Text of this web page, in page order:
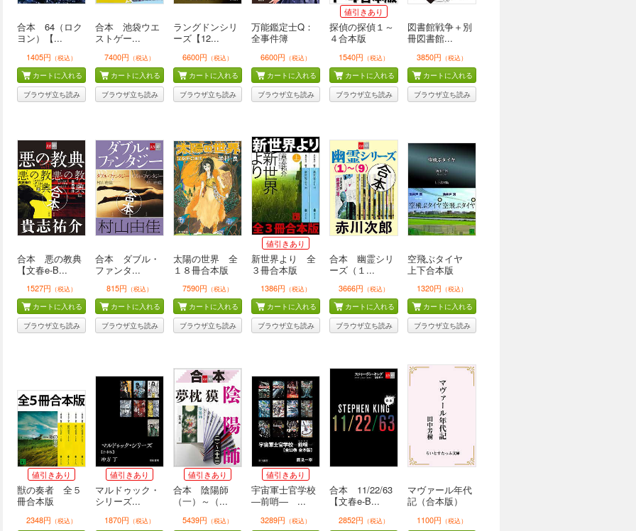
合本 64（ロク
ヨン）【...
1405円 （税込）
カートに入れる
ブラウザ立ち読み
合本 池袋ウエ
ストゲー...
7400円 （税込）
カートに入れる
ブラウザ立ち読み
ラングドンシリ
ーズ【12...
6600円 （税込）
カートに入れる
ブラウザ立ち読み
万能鑑定士Q：
全事件簿
6600円 （税込）
カートに入れる
ブラウザ立ち読み
値引きあり
探偵の探偵１～
４合本版
1540円 （税込）
カートに入れる
ブラウザ立ち読み
図書館戦争＋別
冊図書館...
3850円 （税込）
カートに入れる
ブラウザ立ち読み
合本 悪の教典
【文春e-B...
1527円 （税込）
カートに入れる
ブラウザ立ち読み
合本 ダブル・
ファンタ...
815円 （税込）
カートに入れる
ブラウザ立ち読み
太陽の世界 全
１８冊合本版
7590円 （税込）
カートに入れる
ブラウザ立ち読み
値引きあり
新世界より 全
３冊合本版
1386円 （税込）
カートに入れる
ブラウザ立ち読み
合本 幽霊シリ
ーズ（１...
3666円 （税込）
カートに入れる
ブラウザ立ち読み
空飛ぶタイヤ
上下合本版
1320円 （税込）
カートに入れる
ブラウザ立ち読み
値引きあり
獣の奏者 全５
冊合本版
2348円 （税込）
値引きあり
マルドゥック・
シリーズ...
1870円 （税込）
値引きあり
合本 陰陽師
（一）～（...
5439円 （税込）
値引きあり
宇宙軍士官学校
―前哨― ...
3289円 （税込）
合本 11/22/63
【文春e-B...
2852円 （税込）
マヴァール年代
記（合本版）
1100円 （税込）